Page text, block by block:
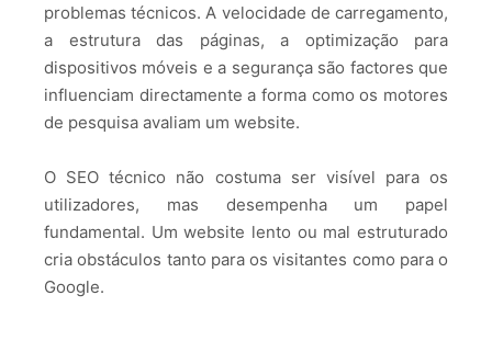
problemas técnicos. A velocidade de carregamento,
a estrutura das páginas, a optimização para
dispositivos móveis e a segurança são factores que
influenciam directamente a forma como os motores
de pesquisa avaliam um website.
O SEO técnico não costuma ser visível para os
utilizadores, mas desempenha um papel
fundamental. Um website lento ou mal estruturado
cria obstáculos tanto para os visitantes como para o
Google.